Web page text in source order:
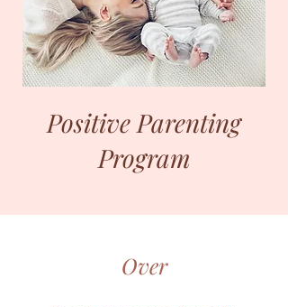
Positive Parenting
Program
Over